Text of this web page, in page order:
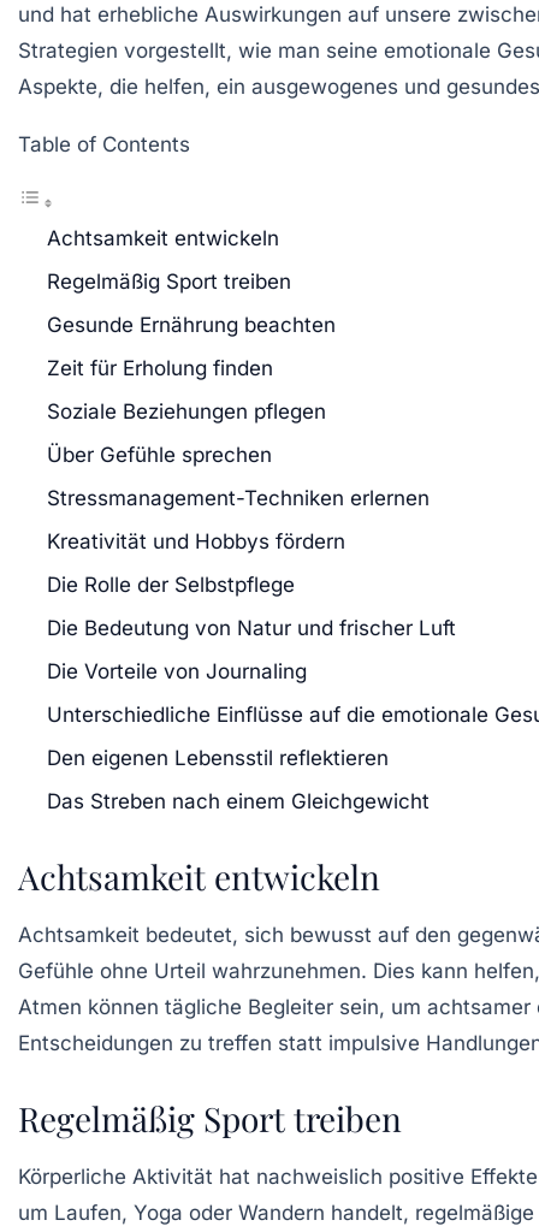
und hat erhebliche Auswirkungen auf unsere
Strategien vorgestellt, wie man seine emotionale
Aspekte, die helfen, ein ausgewogenes und
Table of Contents
Achtsamkeit entwickeln
Regelmäßig Sport treiben
Gesunde Ernährung beachten
Zeit für Erholung finden
Soziale Beziehungen pflegen
Über Gefühle sprechen
Stressmanagement-Techniken erlernen
Kreativität und Hobbys fördern
Die Rolle der Selbstpflege
Die Bedeutung von Natur und frischer Luft
Die Vorteile von Journaling
Unterschiedliche Einflüsse auf die emotionale
Den eigenen Lebensstil reflektieren
Das Streben nach einem Gleichgewicht
Achtsamkeit entwickeln
Achtsamkeit bedeutet, sich bewusst auf den
Gefühle ohne Urteil wahrzunehmen. Dies kann
Atmen können tägliche Begleiter sein, um
Entscheidungen zu treffen statt impulsive
Regelmäßig Sport treiben
Körperliche Aktivität hat nachweislich positive
um Laufen, Yoga oder Wandern handelt,